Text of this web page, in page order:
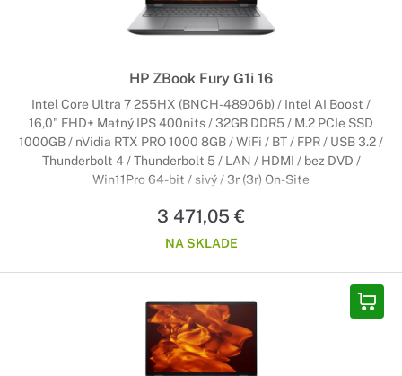
HP ZBook Fury G1i 16
Intel Core Ultra 7 255HX (BNCH-48906b) / Intel AI Boost /
16,0" FHD+ Matný IPS 400nits / 32GB DDR5 / M.2 PCIe SSD
1000GB / nVidia RTX PRO 1000 8GB / WiFi / BT / FPR / USB 3.2 /
Thunderbolt 4 / Thunderbolt 5 / LAN / HDMI / bez DVD /
Win11Pro 64-bit / sivý / 3r (3r) On-Site
3 471,05 €
NA SKLADE